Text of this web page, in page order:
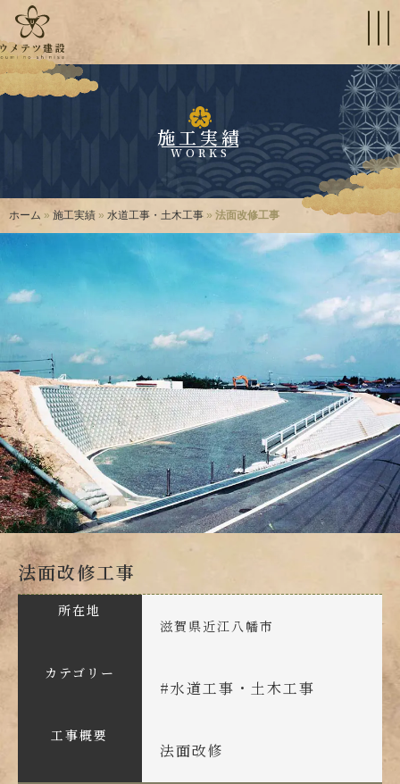
施工実績
WORKS
ホーム » 施工実績 » 水道工事・土木工事 » 法面改修工事
法面改修工事
所在地
滋賀県近江八幡市
カテゴリー
#水道工事・土木工事
工事概要
法面改修